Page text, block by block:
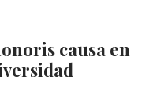
causa en